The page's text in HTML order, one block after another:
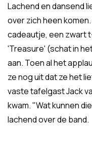
Lachend en dansend
over zich heen
cadeautje, een zwart
'Treasure' (schat in
aan. Toen al het
ze nog uit dat ze het
vaste tafelgast Jack
kwam. "Wat kunnen
lachend over de band.